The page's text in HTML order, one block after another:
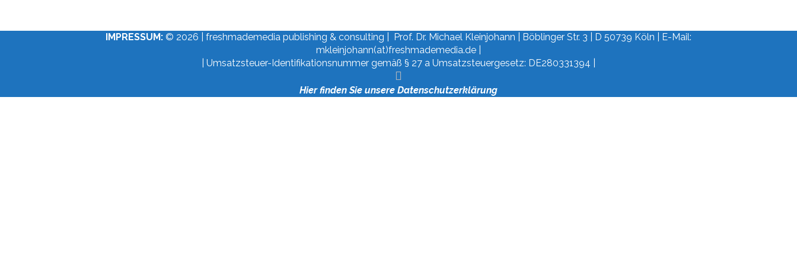
IMPRESSUM: © 2026 | freshmademedia publishing & consulting | Prof. Dr. Michael Kleinjohann | Böblinger Str. 3 | D 50739 Köln | E-Mail:
mkleinjohann(at)freshmademedia.de |
| Umsatzsteuer-Identifikationsnummer gemäß § 27 a Umsatzsteuergesetz: DE280331394 |
Hier finden Sie unsere Datenschutzerklärung